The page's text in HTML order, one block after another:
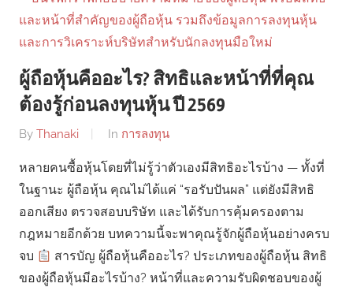
ผู้ถือหุ้นคืออะไร? สิทธิและหน้าที่ที่คุณ
ต้องรู้ก่อนลงทุนหุ้น ปี 2569
By Thanaki In การลงทุน
หลายคนซื้อหุ้นโดยที่ไม่รู้ว่าตัวเองมีสิทธิอะไรบ้าง — ทั้งที่
ในฐานะ ผู้ถือหุ้น คุณไม่ได้แค่ “รอรับปันผล” แต่ยังมีสิทธิ
ออกเสียง ตรวจสอบบริษัท และได้รับการคุ้มครองตาม
กฎหมายอีกด้วย บทความนี้จะพาคุณรู้จักผู้ถือหุ้นอย่างครบ
จบ
สารบัญ ผู้ถือหุ้นคืออะไร? ประเภทของผู้ถือหุ้น สิทธิ
ของผู้ถือหุ้นมีอะไรบ้าง? หน้าที่และความรับผิดชอบของผู้